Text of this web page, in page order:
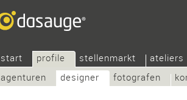
start
profile
agenturen
designer fotografen
stellenmarkt ateliers